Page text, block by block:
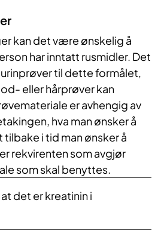
kan det være ønskelig å
har inntatt rusmidler. Det
til dette formålet,
eller hårprøver kan
er avhengig av
hva man ønsker å
i tid man ønsker å
rekvirenten som avgjør
som skal benyttes.
det er kreatinin i